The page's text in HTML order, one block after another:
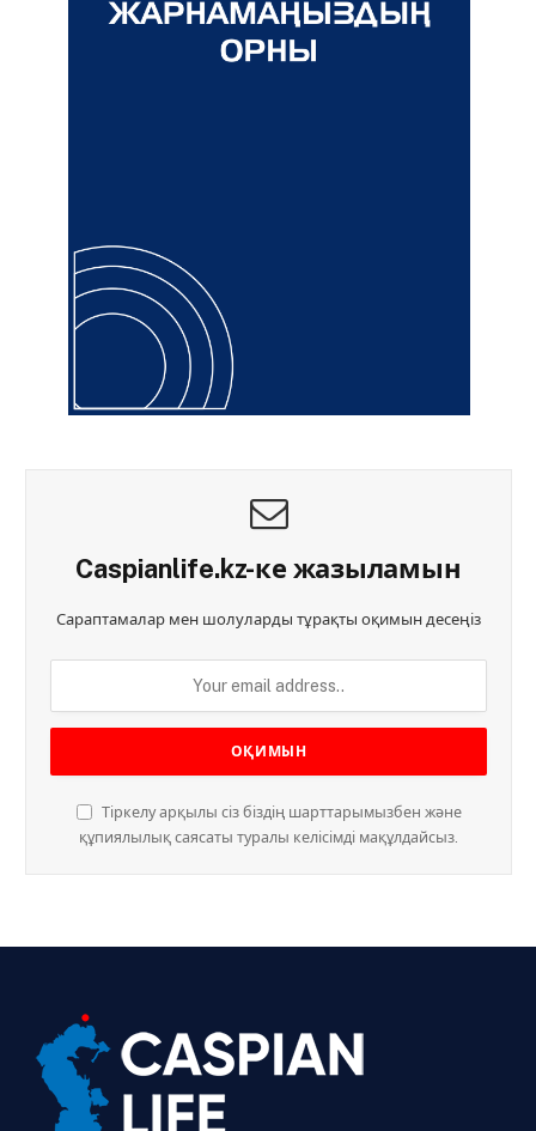
Caspianlife.kz-ке жазыламын
Сараптамалар мен шолуларды тұрақты оқимын десеңіз
Тіркелу арқылы сіз біздің шарттарымызбен және
құпиялылық саясаты туралы келісімді мақұлдайсыз.